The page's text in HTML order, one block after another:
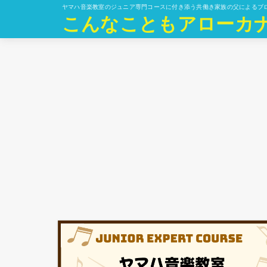
ヤマハ音楽教室のジュニア専門コースに付き添う共働き家族の父によるブ
こんなこともアローカ